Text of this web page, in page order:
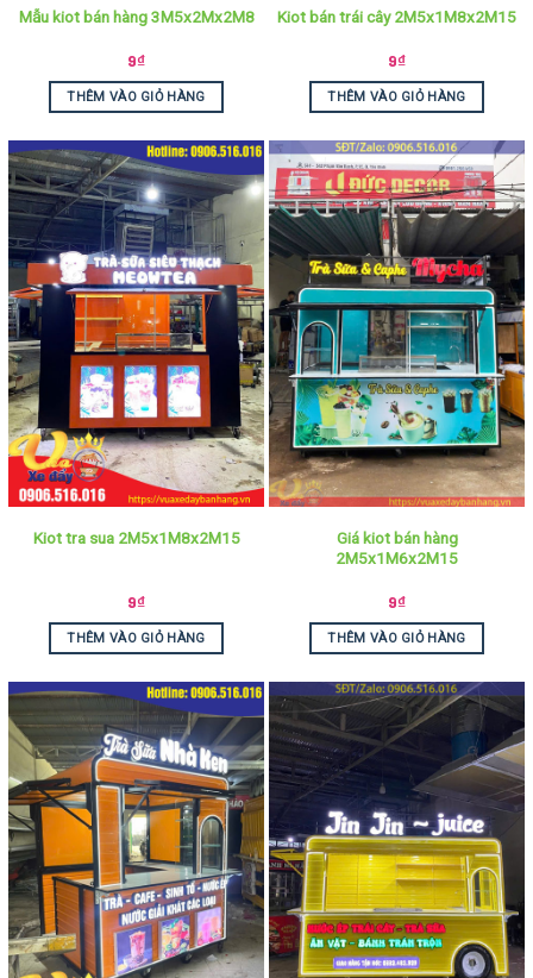
Mẫu kiot bán hàng 3M5x2Mx2M8
9₫
THÊM VÀO GIỎ HÀNG
Kiot bán trái cây 2M5x1M8x2M15
9₫
THÊM VÀO GIỎ HÀNG
Kiot tra sua 2M5x1M8x2M15
9₫
THÊM VÀO GIỎ HÀNG
Giá kiot bán hàng
2M5x1M6x2M15
9₫
THÊM VÀO GIỎ HÀNG